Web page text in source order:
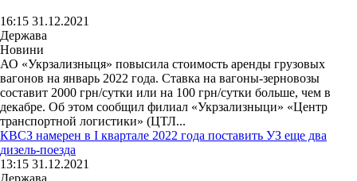
16:15 31.12.2021
Держава
Новини
АО «Укрзализныця» повысила стоимость аренды грузовых
вагонов на январь 2022 года. Ставка на вагоны-зерновозы
составит 2000 грн/сутки или на 100 грн/сутки больше, чем в
декабре. Об этом сообщил филиал «Укрзализныци» «Центр
транспортной логистики» (ЦТЛ...
КВСЗ намерен в І квартале 2022 года поставить УЗ еще два
дизель-поезда
13:15 31.12.2021
Держава